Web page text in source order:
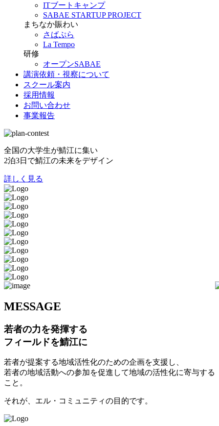
ITブートキャンプ
SABAE STARTUP PROJECT
まちなか賑わい
さばぷら
La Tempo
研修
オープンSABAE
講演依頼・視察について
スクール案内
採用情報
お問い合わせ
事業報告
全国の大学生が鯖江に集い
2泊3日で鯖江の未来をデザイン
詳しく見る
MESSAGE
若者の力を発揮する
フィールドを鯖江に
若者が提案する地域活性化のための企画を支援し、
若者の地域活動への参加を促進して地域の活性化に寄与する
こと。
それが、エル・コミュニティの目的です。